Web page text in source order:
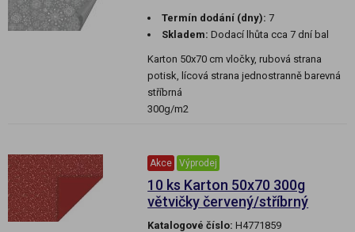
Termín dodání (dny): 7
Skladem: Dodací lhůta cca 7 dní bal
Karton 50x70 cm vločky, rubová strana
potisk, lícová strana jednostranně barevná
stříbrná
300g/m2
Akce Výprodej
10 ks Karton 50x70 300g
větvičky červený/stříbrný
Katalogové číslo: H4771859